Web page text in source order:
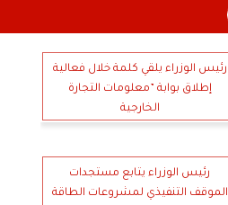
رئيس الوزراء يلقي كلمة خلال فعالية
إطلاق بوابة ”معلومات التجارة
الخارجية
رئيس الوزراء يتابع مستجدات
الموقف التنفيذي لمشروعات الطاقة